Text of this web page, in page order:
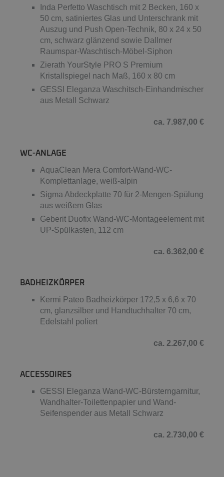
Inda Perfetto Waschtisch mit 2 Becken, 160 x
50 cm, satiniertes Glas und Unterschrank mit
Auszug und Push Open-Technik, 80 x 24 x 50
cm, schwarz glänzend sowie Dallmer
Raumspar-Waschtisch-Möbel-Siphon
Zierath YourStyle PRO S Premium
Kristallspiegel nach Maß, 160 x 80 cm
GESSI Eleganza Waschitsch-Einhandmischer
aus Metall Schwarz
ca. 7.987,00 €
WC-ANLAGE
AquaClean Mera Comfort-Wand-WC-
Komplettanlage, weiß-alpin
Sigma Abdeckplatte 70 für 2-Mengen-Spülung
aus weißem Glas
Geberit Duofix Wand-WC-Montageelement mit
UP-Spülkasten, 112 cm
ca. 6.362,00 €
BADHEIZKÖRPER
Kermi Pateo Badheizkörper 172,5 x 6,6 x 70
cm, glanzsilber und Handtuchhalter 70 cm,
Edelstahl poliert
ca. 2.267,00 €
ACCESSOIRES
GESSI Eleganza Wand-WC-Bürsterngarnitur,
Wandhalter-Toilettenpapier und Wand-
Seifenspender aus Metall Schwarz
ca. 2.730,00 €